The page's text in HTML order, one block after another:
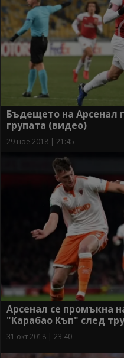
Бъдещето на Арсенал
групата (видео)
29 ное 2018 | 21:45
Арсенал се промъкна
"Карабао Къп" след
31 окт 2018 | 23:40